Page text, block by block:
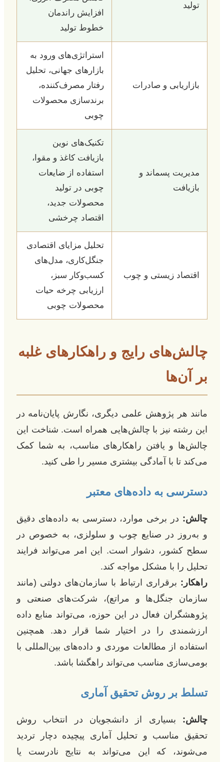
تولید
افزایش راندمان
خطوط تولید
بازاریابی و صادرات
استراتژی‌های ورود به
بازارهای جهانی، تحلیل
رفتار مصرف‌کننده،
برندسازی محصولات
چوبی
مدیریت پسماند و
بازیافت
تکنیک‌های نوین
بازیافت کاغذ و مقوا،
استفاده از ضایعات
چوبی در تولید
محصولات جدید،
اقتصاد چرخشی
اقتصاد زیستی و چوب
تحلیل مزایای اقتصادی
جنگل‌کاری، مدل‌های
کسب‌وکار سبز،
ارزیابی چرخه حیات
محصولات چوبی
چالش‌های رایج و راهکارهای غلبه
بر آن‌ها
مانند هر پژوهش علمی دیگری، نگارش پایان‌نامه در
این رشته نیز با چالش‌هایی همراه است. شناخت این
چالش‌ها و یافتن راهکارهای مناسب، به شما کمک
می‌کند تا با آمادگی بیشتری مسیر را طی کنید.
دسترسی به داده‌های معتبر
چالش: در برخی موارد، دسترسی به داده‌های دقیق
و به‌روز در صنایع چوب و سلولزی، به خصوص در
سطح کشور، دشوار است. این امر می‌تواند فرایند
تحلیل را با مشکل مواجه کند.
راهکار: برقراری ارتباط با سازمان‌های دولتی (مانند
سازمان جنگل‌ها و مراتع)، شرکت‌های صنعتی و
پژوهشگران فعال در این حوزه، می‌تواند منابع داده
ارزشمندی را در اختیار شما قرار دهد. همچنین
استفاده از مطالعات موردی و داده‌های بین‌المللی با
بومی‌سازی مناسب می‌تواند راهگشا باشد.
تسلط بر روش تحقیق آماری
چالش: بسیاری از دانشجویان در انتخاب روش
تحقیق مناسب و تحلیل آماری پیچیده دچار تردید
می‌شوند، که این می‌تواند به نتایج نادرست یا